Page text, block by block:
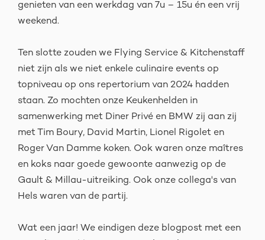
genieten van een werkdag van 7u – 15u én een vrij
weekend.
Ten slotte zouden we Flying Service & Kitchenstaff
niet zijn als we niet enkele culinaire events op
topniveau op ons repertorium van 2024 hadden
staan. Zo mochten onze Keukenhelden in
samenwerking met Diner Privé en BMW zij aan zij
met Tim Boury, David Martin, Lionel Rigolet en
Roger Van Damme koken. Ook waren onze maîtres
en koks naar goede gewoonte aanwezig op de
Gault & Millau-uitreiking. Ook onze collega's van
Hels waren van de partij.
Wat een jaar! We eindigen deze blogpost met een